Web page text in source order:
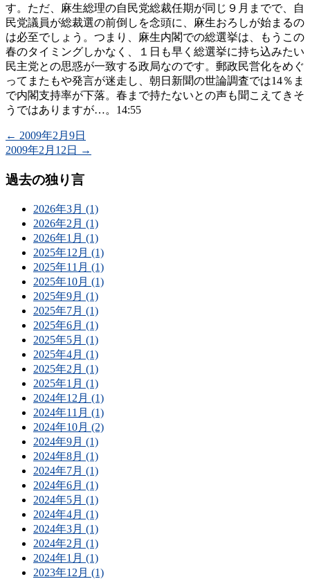
す。ただ、麻生総理の自民党総裁任期が同じ９月までで、自
民党議員が総裁選の前倒しを念頭に、麻生おろしが始まるの
は必至でしょう。つまり、麻生内閣での総選挙は、もうこの
春のタイミングしかなく、１日も早く総選挙に持ち込みたい
民主党との思惑が一致する政局なのです。郵政民営化をめぐ
ってまたもや発言が迷走し、朝日新聞の世論調査では14％ま
で内閣支持率が下落。春まで持たないとの声も聞こえてきそ
うではありますが…。14:55
← 2009年2月9日
2009年2月12日
→
過去の独り言
2026年3月 (1)
2026年2月 (1)
2026年1月 (1)
2025年12月 (1)
2025年11月 (1)
2025年10月 (1)
2025年9月 (1)
2025年7月 (1)
2025年6月 (1)
2025年5月 (1)
2025年4月 (1)
2025年2月 (1)
2025年1月 (1)
2024年12月 (1)
2024年11月 (1)
2024年10月 (2)
2024年9月 (1)
2024年8月 (1)
2024年7月 (1)
2024年6月 (1)
2024年5月 (1)
2024年4月 (1)
2024年3月 (1)
2024年2月 (1)
2024年1月 (1)
2023年12月 (1)